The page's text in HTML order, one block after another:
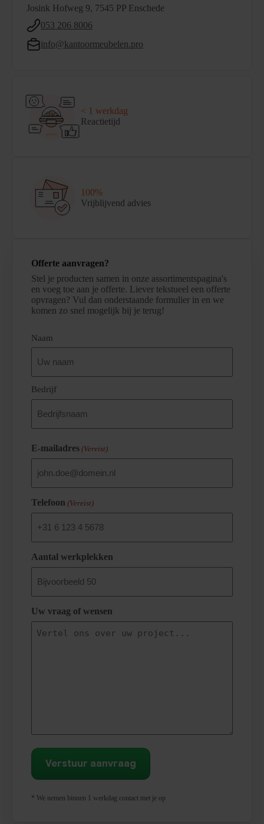
Josink Hofweg 9, 7545 PP Enschede
053 206 8006
info@kantoormeubelen.pro
< 1 werkdag
Reactietijd
100%
Vrijblijvend advies
Offerte aanvragen?
Stel je producten samen in onze assortimentspagina's
en voeg toe aan je offerte. Liever tekstueel een offerte
opvragen? Vul dan onderstaande formulier in en we
komen zo snel mogelijk bij je terug!
(Vereist)
Naam
Bedrijf
E-mailadres (Vereist)
Telefoon (Vereist)
Aantal werkplekken
Uw vraag of wensen
* We nemen binnen 1 werkdag contact met je op